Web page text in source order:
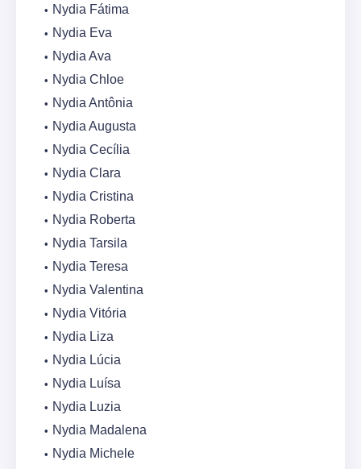
Nydia Fátima
Nydia Eva
Nydia Ava
Nydia Chloe
Nydia Antônia
Nydia Augusta
Nydia Cecília
Nydia Clara
Nydia Cristina
Nydia Roberta
Nydia Tarsila
Nydia Teresa
Nydia Valentina
Nydia Vitória
Nydia Liza
Nydia Lúcia
Nydia Luísa
Nydia Luzia
Nydia Madalena
Nydia Michele